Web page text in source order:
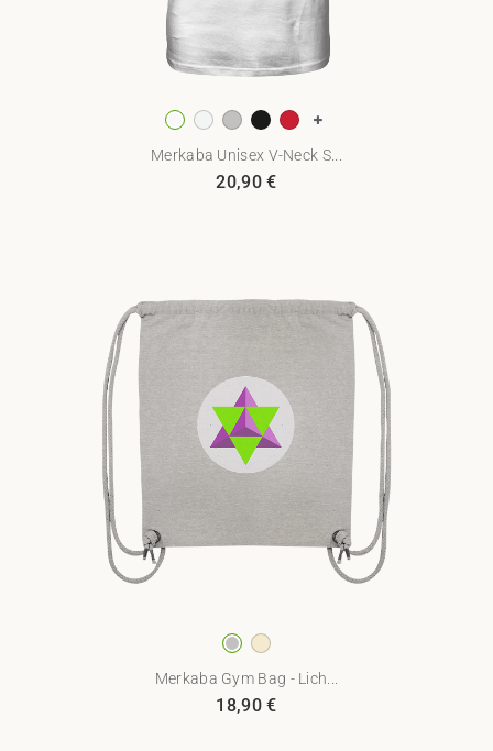
Merkaba Unisex V-Neck S...
20,90€
Merkaba Gym Bag - Lich...
18,90€